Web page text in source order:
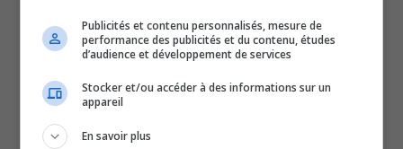
Même si des membres de la famille de Tommy Clément-
Pépin confirment avoir été avisés des changements, ils
préfèrent ne pas commenter, toujours émus par l’affaire.
QUESTION DU JOUR
Publicités et contenu personnalisés, mesure de
performance des publicités et du contenu, études
d’audience et développement de services
Stocker et/ou accéder à des informations sur un
appareil
En savoir plus